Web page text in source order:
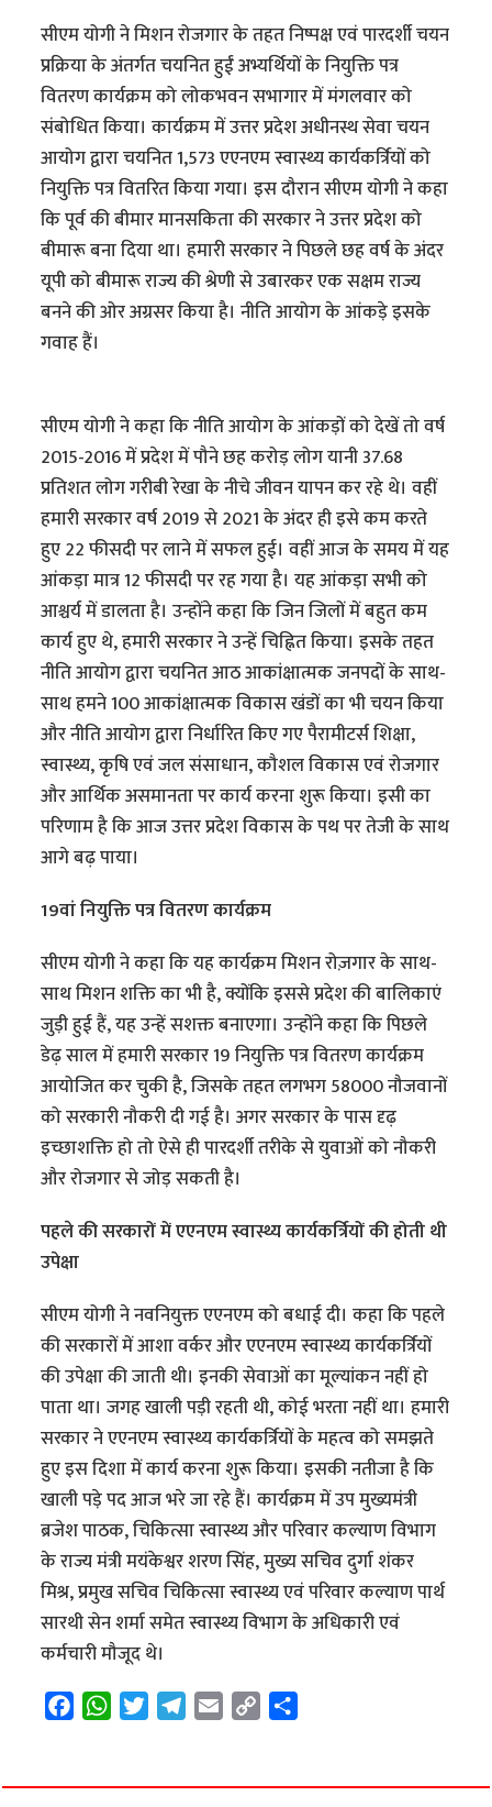
सीएम योगी ने मिशन रोजगार के तहत निष्पक्ष एवं पारदर्शी चयन
प्रक्रिया के अंतर्गत चयनित हुईं अभ्यर्थियों के नियुक्ति पत्र
वितरण कार्यक्रम को लोकभवन सभागार में मंगलवार को
संबोधित किया। कार्यक्रम में उत्तर प्रदेश अधीनस्थ सेवा चयन
आयोग द्वारा चयनित 1,573 एएनएम स्वास्थ्य कार्यकर्त्रियों को
नियुक्ति पत्र वितरित किया गया। इस दौरान सीएम योगी ने कहा
कि पूर्व की बीमार मानसकिता की सरकार ने उत्तर प्रदेश को
बीमारू बना दिया था। हमारी सरकार ने पिछले छह वर्ष के अंदर
यूपी को बीमारू राज्य की श्रेणी से उबारकर एक सक्षम राज्य
बनने की ओर अग्रसर किया है। नीति आयोग के आंकड़े इसके
गवाह हैं।
सीएम योगी ने कहा कि नीति आयोग के आंकड़ों को देखें तो वर्ष
2015-2016 में प्रदेश में पौने छह करोड़ लोग यानी 37.68
प्रतिशत लोग गरीबी रेखा के नीचे जीवन यापन कर रहे थे। वहीं
हमारी सरकार वर्ष 2019 से 2021 के अंदर ही इसे कम करते
हुए 22 फीसदी पर लाने में सफल हुई। वहीं आज के समय में यह
आंकड़ा मात्र 12 फीसदी पर रह गया है। यह आंकड़ा सभी को
आश्चर्य में डालता है। उन्होंने कहा कि जिन जिलों में बहुत कम
कार्य हुए थे, हमारी सरकार ने उन्हें चिह्नित किया। इसके तहत
नीति आयोग द्वारा चयनित आठ आकांक्षात्मक जनपदों के साथ-
साथ हमने 100 आकांक्षात्मक विकास खंडों का भी चयन किया
और नीति आयोग द्वारा निर्धारित किए गए पैरामीटर्स शिक्षा,
स्वास्थ्य, कृषि एवं जल संसाधान, कौशल विकास एवं रोजगार
और आर्थिक असमानता पर कार्य करना शुरू किया। इसी का
परिणाम है कि आज उत्तर प्रदेश विकास के पथ पर तेजी के साथ
आगे बढ़ पाया।
19वां नियुक्ति पत्र वितरण कार्यक्रम
सीएम योगी ने कहा कि यह कार्यक्रम मिशन रोज़गार के साथ-
साथ मिशन शक्ति का भी है, क्योंकि इससे प्रदेश की बालिकाएं
जुड़ी हुई हैं, यह उन्हें सशक्त बनाएगा। उन्होंने कहा कि पिछले
डेढ़ साल में हमारी सरकार 19 नियुक्ति पत्र वितरण कार्यक्रम
आयोजित कर चुकी है, जिसके तहत लगभग 58000 नौजवानों
को सरकारी नौकरी दी गई है। अगर सरकार के पास दृढ़
इच्छाशक्ति हो तो ऐसे ही पारदर्शी तरीके से युवाओं को नौकरी
और रोजगार से जोड़ सकती है।
पहले की सरकारों में एएनएम स्वास्थ्य कार्यकर्त्रियों की होती थी
उपेक्षा
सीएम योगी ने नवनियुक्त एएनएम को बधाई दी। कहा कि पहले
की सरकारों में आशा वर्कर और एएनएम स्वास्थ्य कार्यकर्त्रियों
की उपेक्षा की जाती थी। इनकी सेवाओं का मूल्यांकन नहीं हो
पाता था। जगह खाली पड़ी रहती थी, कोई भरता नहीं था। हमारी
सरकार ने एएनएम स्वास्थ्य कार्यकर्त्रियों के महत्व को समझते
हुए इस दिशा में कार्य करना शुरू किया। इसकी नतीजा है कि
खाली पड़े पद आज भरे जा रहे हैं। कार्यक्रम में उप मुख्यमंत्री
ब्रजेश पाठक, चिकित्सा स्वास्थ्य और परिवार कल्याण विभाग
के राज्य मंत्री मयंकेश्वर शरण सिंह, मुख्य सचिव दुर्गा शंकर
मिश्र, प्रमुख सचिव चिकित्सा स्वास्थ्य एवं परिवार कल्याण पार्थ
सारथी सेन शर्मा समेत स्वास्थ्य विभाग के अधिकारी एवं
कर्मचारी मौजूद थे।
e
W
t
t
e
i
y
r